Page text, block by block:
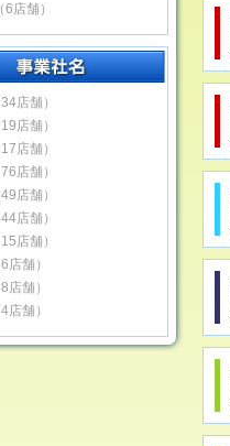
（6店舗）
34店舗）
19店舗）
17店舗）
76店舗）
49店舗）
44店舗）
15店舗）
6店舗）
8店舗）
4店舗）